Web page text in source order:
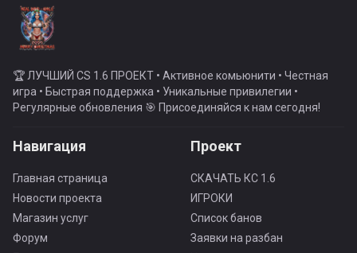
🏆 ЛУЧШИЙ CS 1.6 ПРОЕКТ • Активное комьюнити • Честная
игра • Быстрая поддержка • Уникальные привилегии •
Регулярные обновления 🎯 Присоединяйся к нам сегодня!
Навигация
Главная страница
Новости проекта
Магазин услуг
Форум
Проект
СКАЧАТЬ КС 1.6
ИГРОКИ
Список банов
Заявки на разбан